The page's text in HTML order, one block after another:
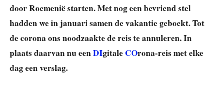
door Roemenië starten. Met nog een bevriend stel
hadden we in januari samen de vakantie geboekt. Tot
de corona ons noodzaakte de reis te annuleren. In
plaats daarvan nu eenDIgitale COrona-reis met elke
dag een verslag.